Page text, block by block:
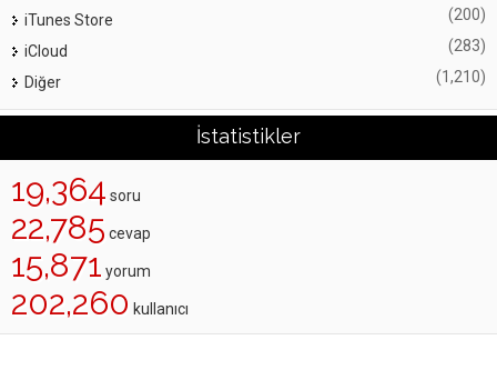
iTunes Store (200)
iCloud (283)
Diğer (1,210)
İstatistikler
19,364 soru
22,785 cevap
15,871 yorum
202,260 kullanıcı